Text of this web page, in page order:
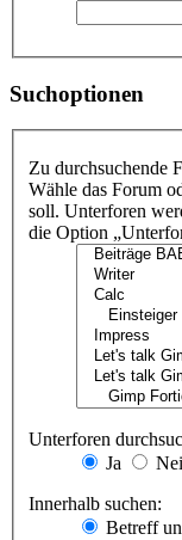
Suchoptionen
Zu durchsuchende
Wähle das Forum
soll. Unterforen
die Option
Unterforen
Ja
Innerhalb suchen:
Betreff